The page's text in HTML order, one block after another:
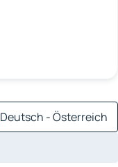
Deutsch - Österreich